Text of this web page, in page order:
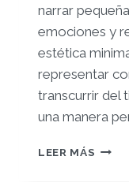
narrar
emociones y
estética
representar
transcurrir del
una manera
LEER MÁS